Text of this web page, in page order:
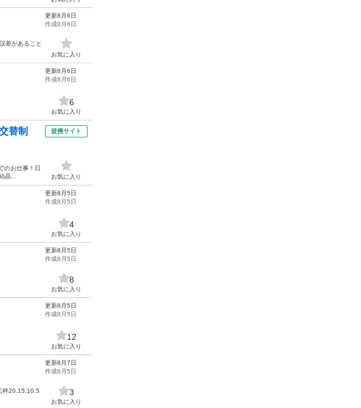
差があること
更新8月6日
作成8月6日
お気に入り
更新8月6日
作成8月6日
6
お気に入り
替制
のお仕事！日
晶...
提携サイト
お気に入り
更新8月5日
作成8月5日
4
お気に入り
更新8月5日
作成8月5日
8
お気に入り
更新8月5日
作成8月5日
12
お気に入り
秤20.15.10.5
更新8月7日
作成8月5日
3
お気に入り